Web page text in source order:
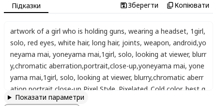
Підказки Зберегти Копіювати
artwork of a girl who is holding guns, wearing a headset, 1girl,
solo, red eyes, white hair, long hair, joints, weapon, android,yo
neyama mai, yoneyama mai,1girl, solo, looking at viewer, blurr
y,chromatic aberration,portrait,close-up,yoneyama mai, yone
yama mai,1girl, solo, looking at viewer, blurry,chromatic aberr
ation portrait close-up Pixel Style. Pixelated. Cold color, best q
uality
Показати параметри